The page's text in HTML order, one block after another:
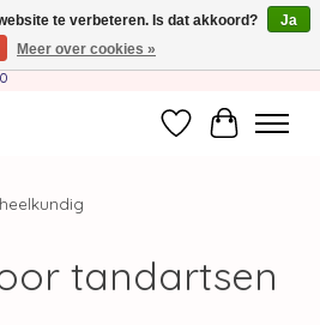
- Verzendkosten BE & NL SLECHTS
Verlanglijst
tandartsen
te verbeteren. Is dat akkoord?
Ja
Meer over cookies »